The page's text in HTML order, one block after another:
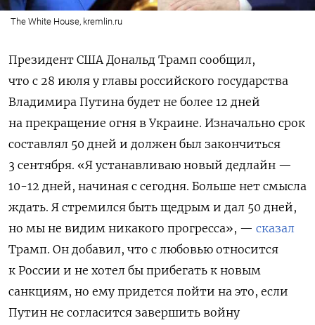
The White House, kremlin.ru
Президент США Дональд Трамп сообщил,
что с 28 июля у главы российского государства
Владимира Путина будет не более 12 дней
на прекращение огня в Украине. Изначально срок
составлял 50 дней и должен был закончиться
3 сентября. «Я устанавливаю новый дедлайн —
10-12 дней, начиная с сегодня. Больше нет смысла
ждать. Я стремился быть щедрым и дал 50 дней,
но мы не видим никакого прогресса», — сказал
Трамп. Он добавил, что с любовью относится
к России и не хотел бы прибегать к новым
санкциям, но ему придется пойти на это, если
Путин не согласится завершить войну